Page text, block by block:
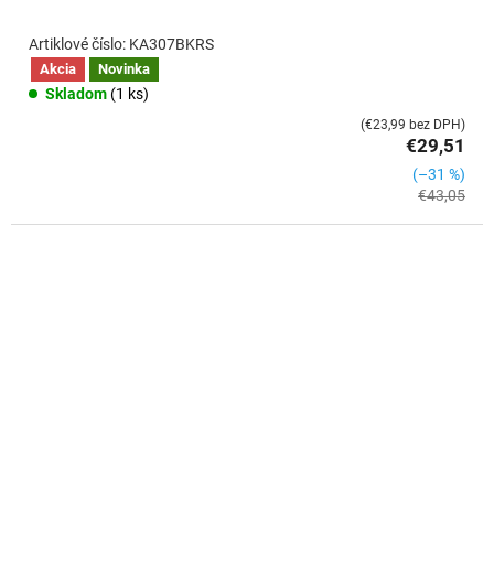
Akcia Novinka
Skladom (1 ks)
KA307BKRS
€43,05
(–31 %)
€29,51
(€23,99 bez DPH)